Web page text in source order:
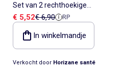
Set van 2 rechthoekige
minimalistische haarspelden
Verkoopprijs
€ 5,52Referentieprijs
€ 6,90 RP
In winkelmandje
Verkocht door Horizane santé